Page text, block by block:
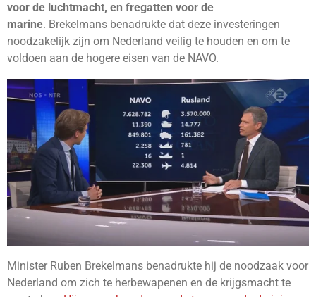
voor de luchtmacht, en fregatten voor de
marine. Brekelmans benadrukte dat deze investeringen
noodzakelijk zijn om Nederland veilig te houden en om te
voldoen aan de hogere eisen van de NAVO.
Minister Ruben Brekelmans benadrukte hij de noodzaak voor
Nederland om zich te herbewapenen en de krijgsmacht te